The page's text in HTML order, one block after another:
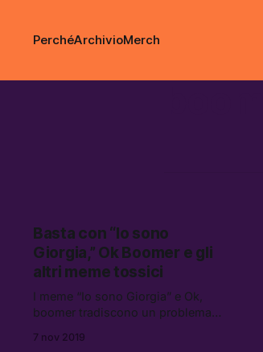
PerchéArchivioMerch
Basta con “Io sono
Giorgia,” Ok Boomer e gli
altri meme tossici
I meme “Io sono Giorgia” e Ok,
boomer tradiscono un problema
cedimento generale verso i modelli
7 nov 2019